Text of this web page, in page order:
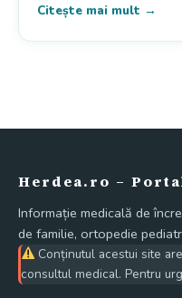
Citește mai mult →
Herdea.ro –
Informație medicală de
de familie, ortopedie
Conținutul acestui site
consultul medical. Pentru